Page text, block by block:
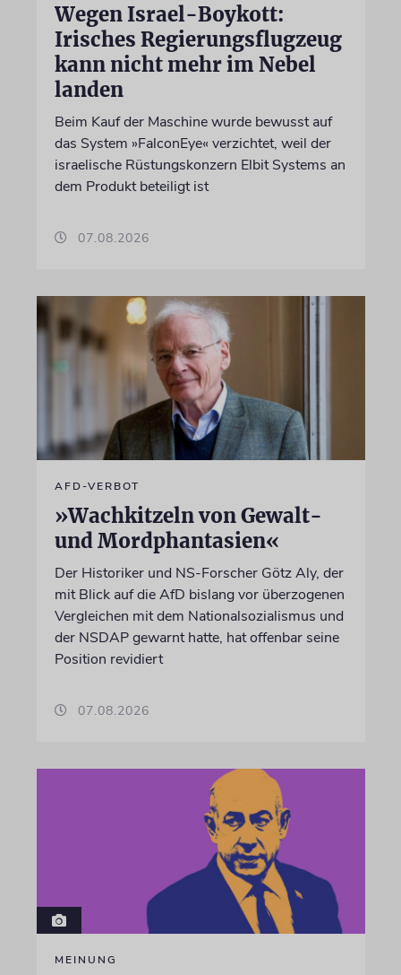
Wegen Israel-Boykott:
Irisches Regierungsflugzeug
kann nicht mehr im Nebel
landen
Beim Kauf der Maschine wurde bewusst auf
das System »FalconEye« verzichtet, weil der
israelische Rüstungskonzern Elbit Systems an
dem Produkt beteiligt ist
07.08.2026
AFD-VERBOT
»Wachkitzeln von Gewalt-
und Mordphantasien«
Der Historiker und NS-Forscher Götz Aly, der
mit Blick auf die AfD bislang vor überzogenen
Vergleichen mit dem Nationalsozialismus und
der NSDAP gewarnt hatte, hat offenbar seine
Position revidiert
07.08.2026
MEINUNG